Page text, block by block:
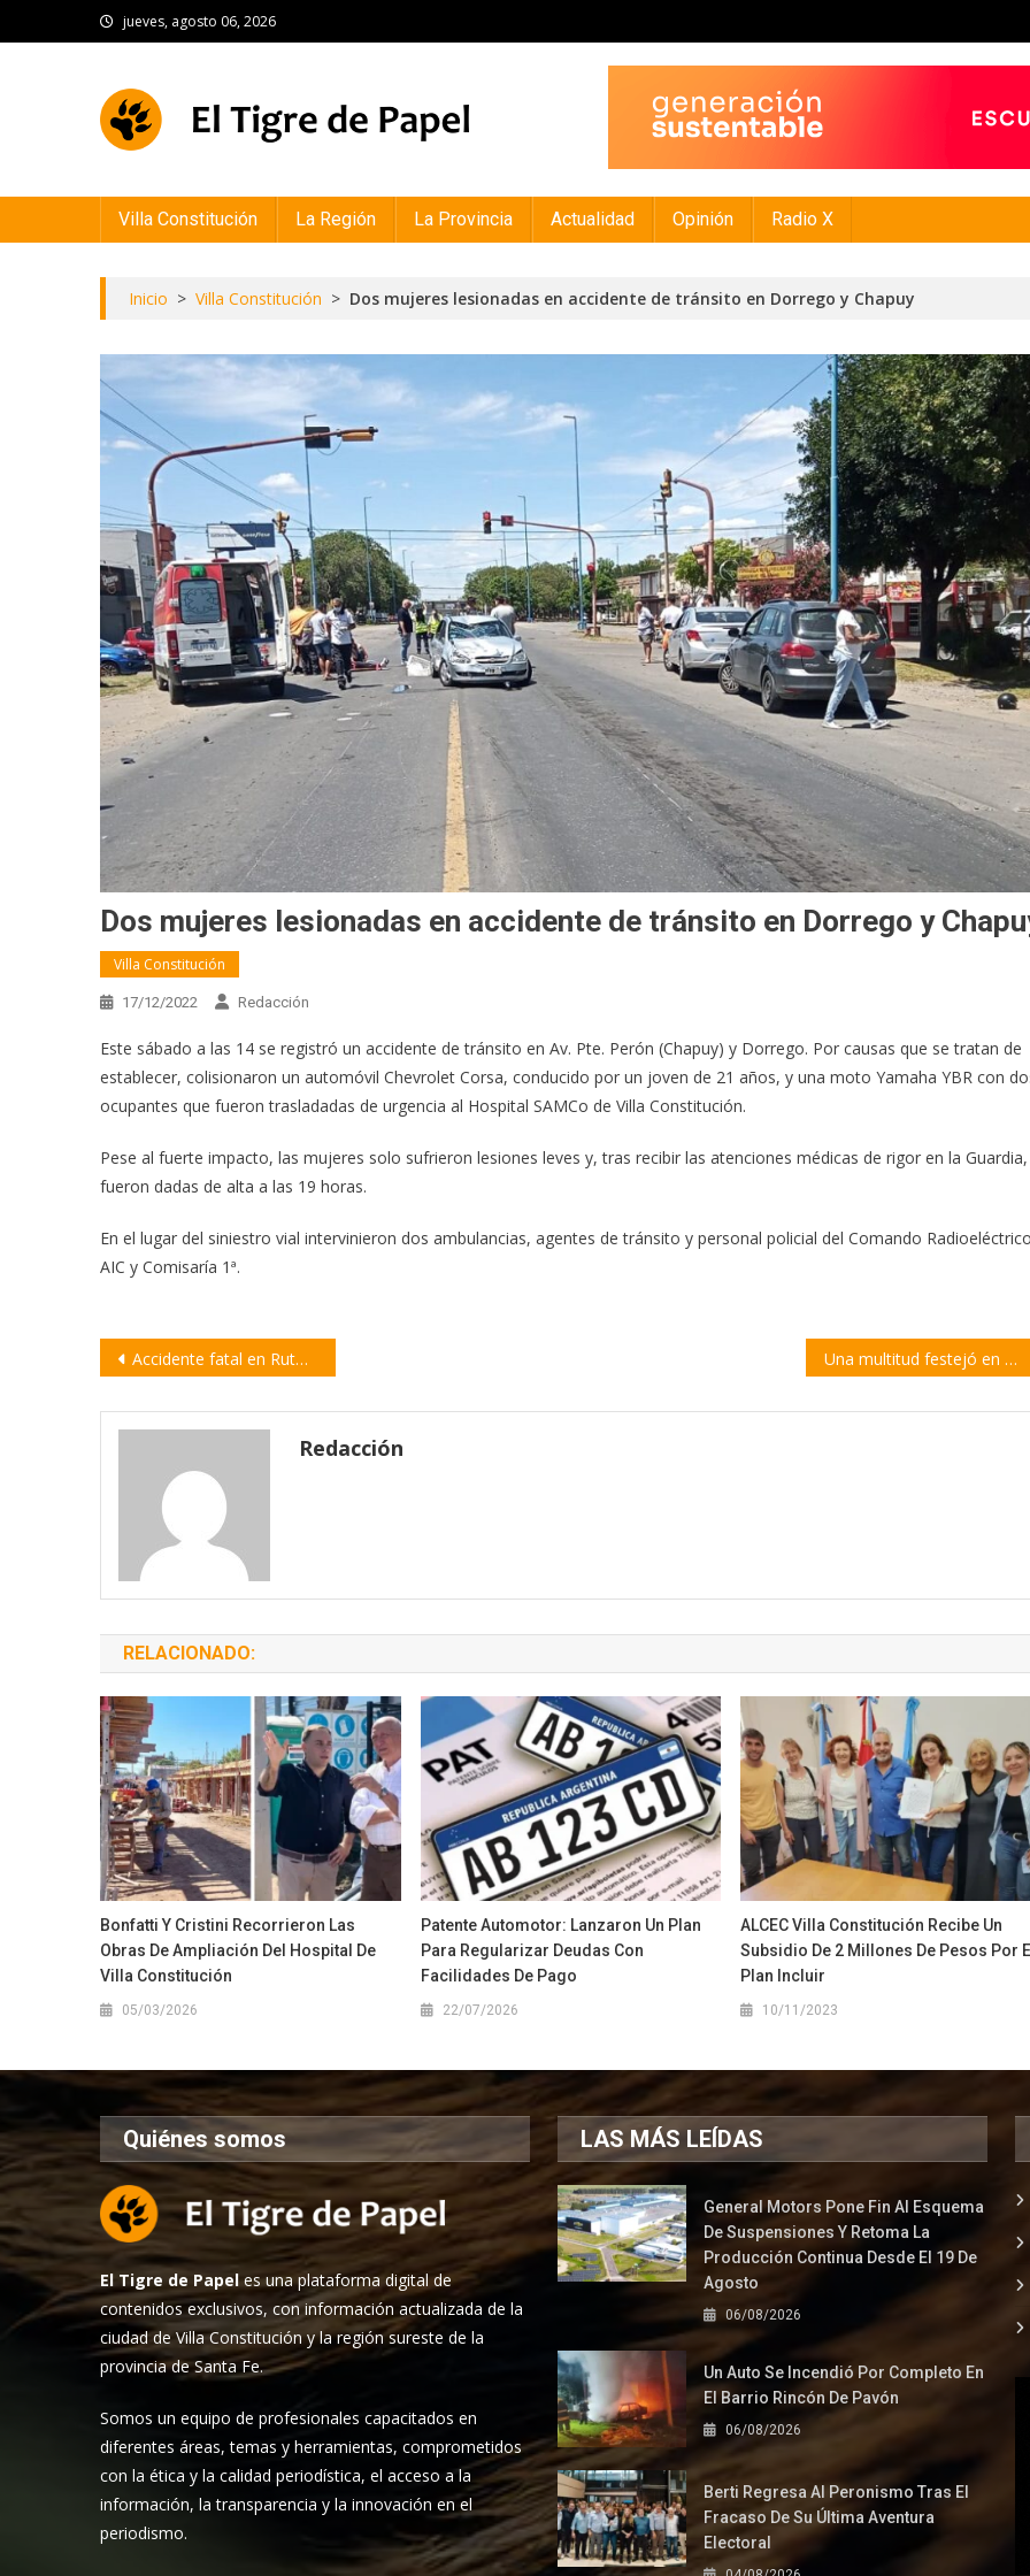
to
jueves, agosto 06, 2026
Villa Constitución La Región La Provincia Actualidad Opinión Radio X
Inicio > Villa Constitución > Dos mujeres lesionadas en accidente de tránsito en Dorrego y Chapuy
Dos mujeres lesionadas en accidente de tránsito en Dorrego y
Villa Constitución
17/12/2022 Redacción
Este sábado a las 14 se registró un accidente de tránsito en Av. Pte. Perón (Chapuy) y Dorrego. Por causas que se tratan de
establecer, colisionaron un automóvil Chevrolet Corsa, conducido por un joven de 21 años, y una moto Yamaha YBR con
ocupantes que fueron trasladadas de urgencia al Hospital SAMCo de Villa Constitución.
Pese al fuerte impacto, las mujeres solo sufrieron lesiones leves y, tras recibir las atenciones médicas de rigor en la Guardia,
fueron dadas de alta a las 19 horas.
En el lugar del siniestro vial intervinieron dos ambulancias, agentes de tránsito y personal policial del Comando
AIC y Comisaría 1ª.
Navegación
entradas
Accidente fatal en Ruta 90: murió el conductor de un tractor Una multitud festejó en Villa Constitución el título mundial de Argentina
Redacción
RELACIONADO:
Bonfatti Y Cristini Recorrieron Las
Obras De Ampliación Del Hospital De
Villa Constitución
05/03/2026
Patente Automotor: Lanzaron Un Plan
Para Regularizar Deudas Con
Facilidades De Pago
22/07/2026
ALCEC Villa Constitución Recibe Un
Subsidio De 2 Millones De Pesos Por
Plan Incluir
10/11/2023
Quiénes somos
El Tigre de Papeles una plataforma digital de
contenidos exclusivos, con información actualizada de la
ciudad de Villa Constitución y la región sureste de la
provincia de Santa Fe.
Somos un equipo de profesionales capacitados en
diferentes áreas, temas y herramientas, comprometidos
con la ética y la calidad periodística, el acceso a la
información, la transparencia y la innovación en el
periodismo.
LAS MÁS LEÍDAS
General Motors Pone Fin Al Esquema
De Suspensiones Y Retoma La
Producción Continua Desde El 19 De
Agosto
06/08/2026
Un Auto Se Incendió Por Completo En
El Barrio Rincón De Pavón
06/08/2026
Berti Regresa Al Peronismo Tras El
Fracaso De Su Última Aventura
Electoral